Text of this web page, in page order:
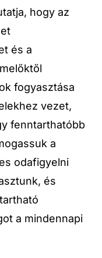
hogy az
és a
fogyasztása
vezet,
fenntarthatóbb
a
odafigyelni
és
a mindennapi